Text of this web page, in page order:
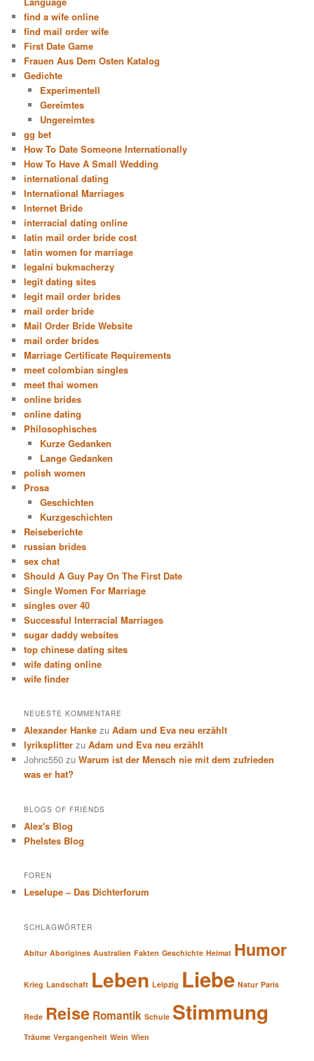
find a wife online
find mail order wife
First Date Game
Frauen Aus Dem Osten Katalog
Gedichte
Experimentell
Gereimtes
Ungereimtes
gg bet
How To Date Someone Internationally
How To Have A Small Wedding
international dating
International Marriages
Internet Bride
interracial dating online
latin mail order bride cost
latin women for marriage
legalni bukmacherzy
legit dating sites
legit mail order brides
mail order bride
Mail Order Bride Website
mail order brides
Marriage Certificate Requirements
meet colombian singles
meet thai women
online brides
online dating
Philosophisches
Kurze Gedanken
Lange Gedanken
polish women
Prosa
Geschichten
Kurzgeschichten
Reiseberichte
russian brides
sex chat
Should A Guy Pay On The First Date
Single Women For Marriage
singles over 40
Successful Interracial Marriages
sugar daddy websites
top chinese dating sites
wife dating online
wife finder
NEUESTE KOMMENTARE
Alexander Hanke zuAdam und Eva neu erzählt
lyriksplitter zuAdam und Eva neu erzählt
Johnc550 zuWarum ist der Mensch nie mit dem zufrieden
was er hat?
BLOGS OF FRIENDS
Alex's Blog
Phelstes Blog
FOREN
Leselupe – Das Dichterforum
SCHLAGWÖRTER
Abitur Aborigines Australien Fakten Geschichte Heimat Humor
Krieg Landschaft Leben Leipzig Liebe Natur Paris
Rede Reise Romantik Schule Stimmung
Träume Vergangenheit Wein Wien